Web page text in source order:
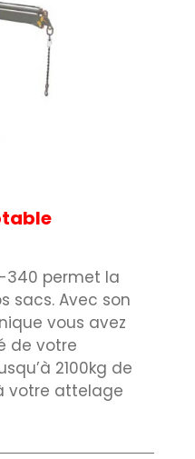
340 permet la
sacs. Avec son
vous avez
de votre
2100kg de
votre attelage